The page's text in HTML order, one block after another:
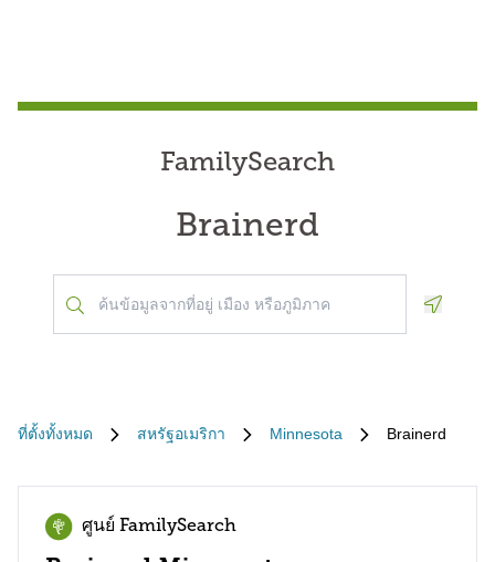
FamilySearch
Brainerd
ที่ตั้งทั้งหมด สหรัฐอเมริกา Minnesota Brainerd
ศูนย์ FamilySearch